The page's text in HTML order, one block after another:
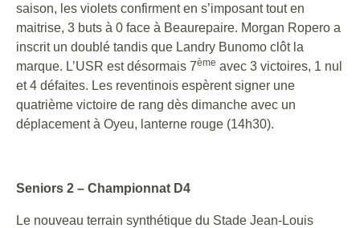
saison, les violets confirment en s’imposant tout en
maitrise, 3 buts à 0 face à Beaurepaire. Morgan Ropero a
inscrit un doublé tandis que Landry Bunomo clôt la
marque. L’USR est désormais 7ème avec 3 victoires, 1 nul
et 4 défaites. Les reventinois espèrent signer une
quatrième victoire de rang dès dimanche avec un
déplacement à Oyeu, lanterne rouge (14h30).
Seniors 2 – Championnat D4
Le nouveau terrain synthétique du Stade Jean-Louis